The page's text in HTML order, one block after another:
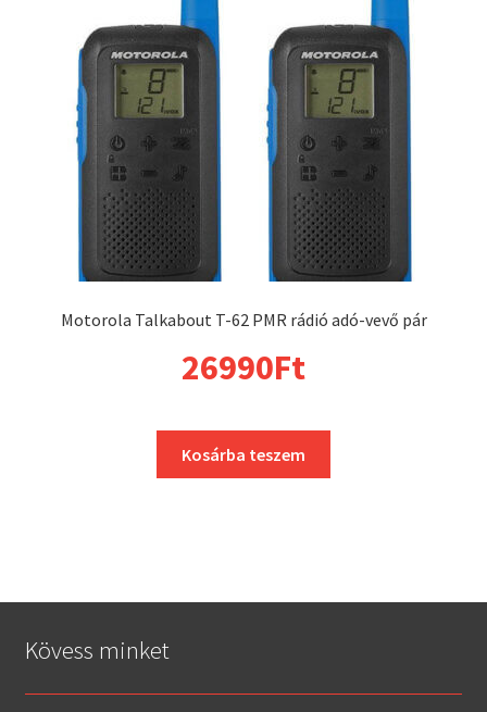
Motorola Talkabout T-62 PMR rádió adó-vevő pár
26990Ft
Kosárba teszem
Kövess minket